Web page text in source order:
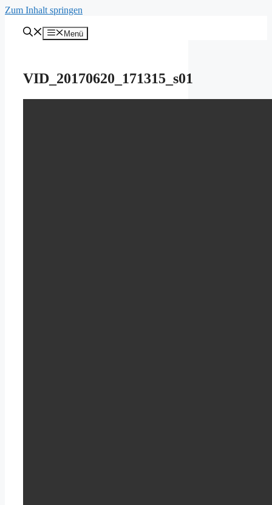
Zum Inhalt springen
Menü
VID_20170620_171315_s01